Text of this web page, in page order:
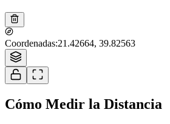
Coordenadas:21.42664, 39.825631
Tiles © Esri — Source: Esri, i-cubed, USDA,
Getmapping, Aerogrid, IGN, IGP, UPR-EGP, and
Cómo Medir la Distancia